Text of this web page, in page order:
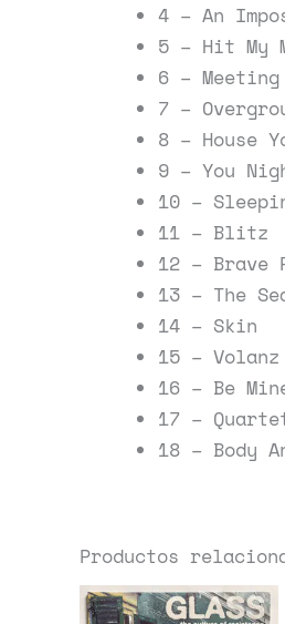
4 – An
5 – Hit My
6 –
7 –
8 – House
9 – You
10 –
11 – Blitz
12 – Brave
13 – The
14 – Skin
15 – Volanz
16 – Be
17 –
18 – Body
Productos